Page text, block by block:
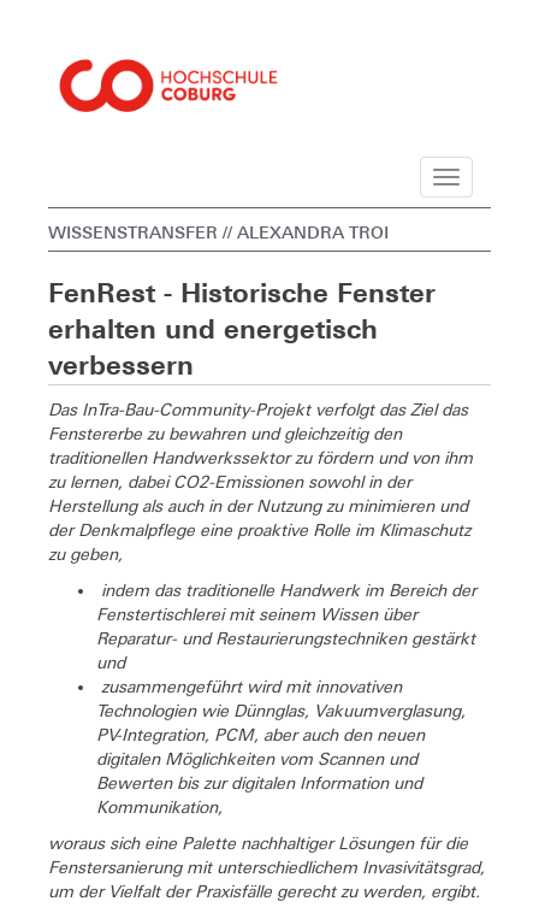
Navigation
WISSENSTRANSFER // ALEXANDRA TROI
FenRest - Historische Fenster
erhalten und energetisch
verbessern
Das InTra-Bau-Community-Projekt verfolgt das Ziel das
Fenstererbe zu bewahren und gleichzeitig den
traditionellen Handwerkssektor zu fördern und von ihm
zu lernen, dabei CO2-Emissionen sowohl in der
Herstellung als auch in der Nutzung zu minimieren und
der Denkmalpflege eine proaktive Rolle im Klimaschutz
zu geben,
indem das traditionelle Handwerk im Bereich der
Fenstertischlerei mit seinem Wissen über
Reparatur- und Restaurierungstechniken gestärkt
und
zusammengeführt wird mit innovativen
Technologien wie Dünnglas, Vakuumverglasung,
PV-Integration, PCM, aber auch den neuen
digitalen Möglichkeiten vom Scannen und
Bewerten bis zur digitalen Information und
Kommunikation,
woraus sich eine Palette nachhaltiger Lösungen für die
Fenstersanierung mit unterschiedlichem Invasivitätsgrad,
um der Vielfalt der Praxisfälle gerecht zu werden, ergibt.